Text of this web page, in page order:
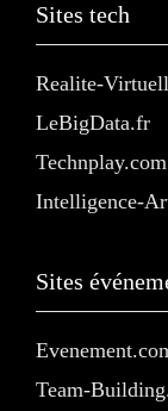
Sites tech
Realite-
LeBigData.fr
Technplay.com
Intelligence-
Sites
Team-